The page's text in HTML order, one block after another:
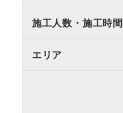
施工人数・施工時間
エリア